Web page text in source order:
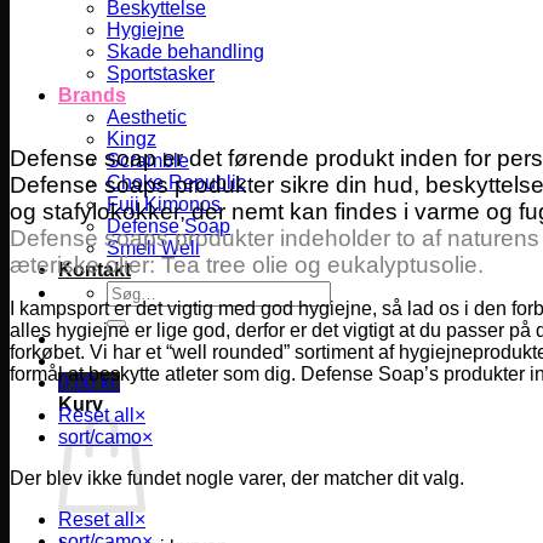
Beskyttelse
Hygiejne
Skade behandling
Sportstasker
Brands
Aesthetic
Kingz
Scramble
Choke Republic
Fuji Kimonos
Defense Soap
Smell Well
Kontakt
Søg
efter:
0,00kr.
Kurv
Defense soap er det førende produkt inden for
Defense soaps produkter sikre din hud,
og stafylokokker, der nemt kan findes i varme og
Defense soaps produkter indeholder to af
æteriske olier: Tea tree olie og eukalyptusolie.
I kampsport er det vigtig med god hygiejne, så lad os i den
alles hygiejne er lige god, derfor er det vigtigt at du passer
forkøbet. Vi har et “well rounded” sortiment af
formål at beskytte atleter som dig. Defense Soap’s
Reset all ×
sort/camo×
Der blev ikke fundet nogle varer, der matcher dit valg.
Reset all×